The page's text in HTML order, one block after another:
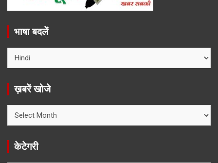
भाषा बदलें
ख़बरें खोजे
खोजे
केटेगरी